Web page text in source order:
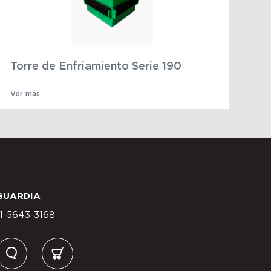
Torre de Enfriamiento Serie 190
Ver más
5643-3168